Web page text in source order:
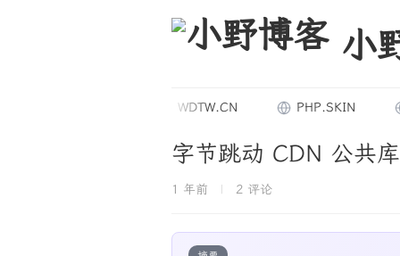
小
WDTW.CN PHP.SKIN
字节跳动 CDN 公共
1 年前 | 2 评论